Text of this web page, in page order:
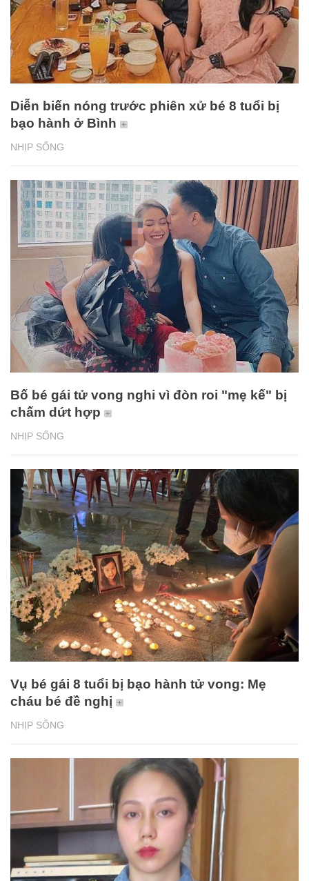
NHỊP SỐNG
Diễn biến nóng trước phiên xử bé 8 tuổi bị
bạo hành ở Bình
NHỊP SỐNG
Bố bé gái tử vong nghi vì đòn roi "mẹ kế" bị
chấm dứt hợp
NHỊP SỐNG
Vụ bé gái 8 tuổi bị bạo hành tử vong: Mẹ
cháu bé đề nghị